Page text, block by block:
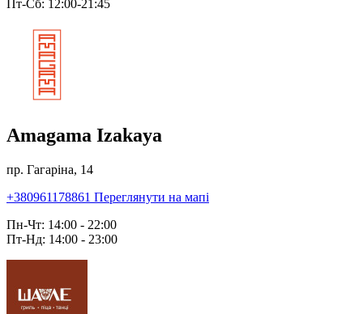
Пт-Сб: 12:00-21:45
Amagama Izakaya
пр. Гагаріна, 14
+380961178861 Переглянути на мапі
Пн-Чт: 14:00 - 22:00
Пт-Нд: 14:00 - 23:00